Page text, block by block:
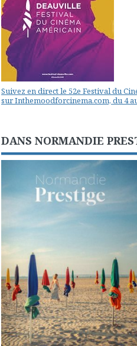
Suivez en direct le 52e Festival du
sur Inthemoodforcinema.com, du 4
DANS NORMANDIE